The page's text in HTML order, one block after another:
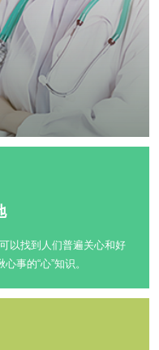
以找到人们普遍关心和好
事的“心”知识。